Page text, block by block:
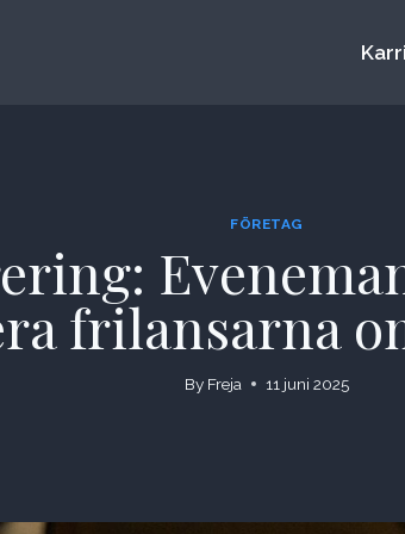
FÖRETAG
frilansarna
By Freja 11 juni 2025